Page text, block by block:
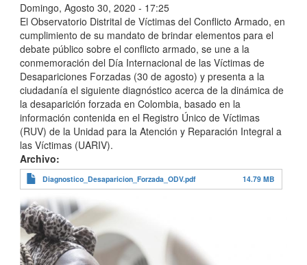
Domingo, Agosto 30, 2020 - 17:25
El Observatorio Distrital de Víctimas del Conflicto Armado, en
cumplimiento de su mandato de brindar elementos para el
debate público sobre el conflicto armado, se une a la
conmemoración del Día Internacional de las Víctimas de
Desapariciones Forzadas (30 de agosto) y presenta a la
ciudadanía el siguiente diagnóstico acerca de la dinámica de
la desaparición forzada en Colombia, basado en la
información contenida en el Registro Único de Víctimas
(RUV) de la Unidad para la Atención y Reparación Integral a
las Víctimas (UARIV).
Archivo
Diagnostico_Desaparicion_Forzada_ODV.pdf 14.79 MB